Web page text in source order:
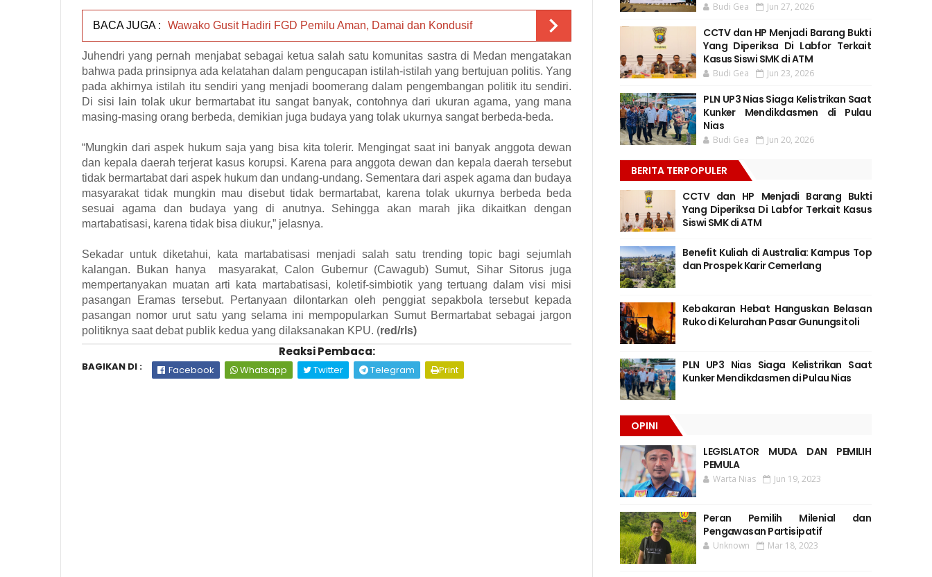
BACA JUGA : Wawako Gusit Hadiri FGD Pemilu Aman, Damai dan Kondusif
Juhendri yang pernah menjabat sebagai ketua salah satu komunitas sastra di Medan mengatakan
bahwa pada prinsipnya ada kelatahan dalam pengucapan istilah-istilah yang bertujuan politis. Yang
pada akhirnya istilah itu sendiri yang menjadi boomerang dalam pengembangan politik itu sendiri.
Di sisi lain tolak ukur bermartabat itu sangat banyak, contohnya dari ukuran agama, yang mana
masing-masing orang berbeda, demikian juga budaya yang tolak ukurnya sangat berbeda-beda.
“Mungkin dari aspek hukum saja yang bisa kita tolerir. Mengingat saat ini banyak anggota dewan
dan kepala daerah terjerat kasus korupsi. Karena para anggota dewan dan kepala daerah tersebut
tidak bermartabat dari aspek hukum dan undang-undang. Sementara dari aspek agama dan budaya
masyarakat tidak mungkin mau disebut tidak bermartabat, karena tolak ukurnya berbeda beda
sesuai agama dan budaya yang di anutnya. Sehingga akan marah jika dikaitkan dengan
martabatisasi, karena tidak bisa diukur,” jelasnya.
Sekadar untuk diketahui, kata martabatisasi menjadi salah satu trending topic bagi sejumlah
kalangan. Bukan hanya masyarakat, Calon Gubernur (Cawagub) Sumut, Sihar Sitorus juga
mempertanyakan muatan arti kata martabatisasi, koletif-simbiotik yang tertuang dalam visi misi
pasangan Eramas tersebut. Pertanyaan dilontarkan oleh penggiat sepakbola tersebut kepada
pasangan nomor urut satu yang selama ini mempopularkan Sumut Bermartabat sebagai jargon
politiknya saat debat publik kedua yang dilaksanakan KPU. (red/rls)
Reaksi Pembaca:
BAGIKAN DI : Facebook Whatsapp Twitter Telegram Print
Budi Gea Jun 27, 2026
CCTV dan HP Menjadi Barang Bukti
Yang Diperiksa Di Labfor Terkait
Kasus Siswi SMK di ATM
Budi Gea Jun 23, 2026
PLN UP3 Nias Siaga Kelistrikan Saat
Kunker Mendikdasmen di Pulau
Nias
Budi Gea Jun 20, 2026
BERITA TERPOPULER
CCTV dan HP Menjadi Barang Bukti
Yang Diperiksa Di Labfor Terkait Kasus
Siswi SMK di ATM
Benefit Kuliah di Australia: Kampus Top
dan Prospek Karir Cemerlang
Kebakaran Hebat Hanguskan Belasan
Ruko di Kelurahan Pasar Gunungsitoli
PLN UP3 Nias Siaga Kelistrikan Saat
Kunker Mendikdasmen di Pulau Nias
OPINI
LEGISLATOR MUDA DAN PEMILIH
PEMULA
Warta Nias Jun 19, 2023
Peran Pemilih Milenial dan
Pengawasan Partisipatif
Unknown Mar 18, 2023